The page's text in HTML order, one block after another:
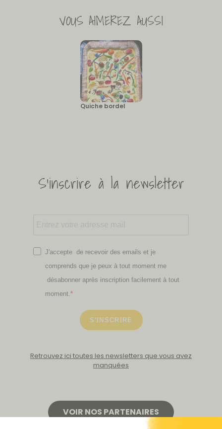
VOUS AIMEREZ AUSSI
Quiche bordel
S'inscrire à la newsletter
J'accepte de recevoir des emails et je
comprends que je peux à tout moment me
désabonner après inscription facilement à tout
moment.
S'INSCRIRE
Retrouvez ici toutes les newsletters que vous avez
manquées
VOIR NOS PARTENAIRES